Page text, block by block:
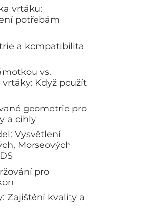
vrtáku:
potřebám
a kompatibilita
vs.
Když použít
geometrie pro
a cihly
Vysvětlení
Morseových
pro
Zajištění kvality a